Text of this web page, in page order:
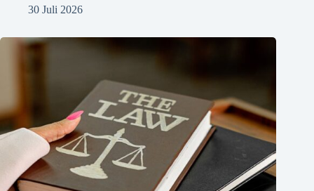
30 Juli 2026